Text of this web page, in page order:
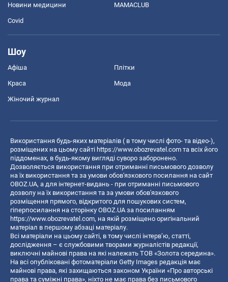
Новини медицини MAMACLUB
Covid
Шоу
Афіша Плітки
Краса Мода
Жіночий журнал
Використання будь-яких матеріалів ( в тому числі фото- та відео-),
розміщених на цьому сайті https://www.obozrevatel.com та всіх його
піддоменах, в будь-якому вигляді суворо заборонено.
Дозволяється використання при отриманні письмового дозволу
на їх використання та за умови обов'язкового посилання на сайт
OBOZ.UA, а для інтернет-видань - при отриманні письмового
дозволу на їх використання та за умови обов'язкового
розміщення прямого, відкритого для пошукових систем,
гіперпосилання на сторінку OBOZ.UA за посиланням
https://www.obozrevatel.com, на якій розміщено оригінальний
матеріал в першому абзаці матеріалу.
Всі матеріали на цьому сайті, в тому числі інтерв’ю, статті,
дослідження – є службовими творами журналістів редакції,
виключні майнові права на які належать ТОВ «Золота середина».
На всі опубліковані фотоматеріали Getty Images редакція має
майнові права, які захищаються законом України «Про авторські
права та суміжні права», ніхто не має права без письмового